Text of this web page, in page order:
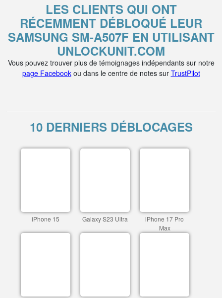
LES CLIENTS QUI ONT
RÉCEMMENT DÉBLOQUÉ LEUR
SAMSUNG SM-A507F EN UTILISANT
UNLOCKUNIT.COM
Vous pouvez trouver plus de témoignages indépendants sur notre
page Facebookou dans le centre de notes sur TrustPilot
10 DERNIERS DÉBLOCAGES
iPhone 15 Galaxy S23 Ultra
iPhone 17 Pro
Max